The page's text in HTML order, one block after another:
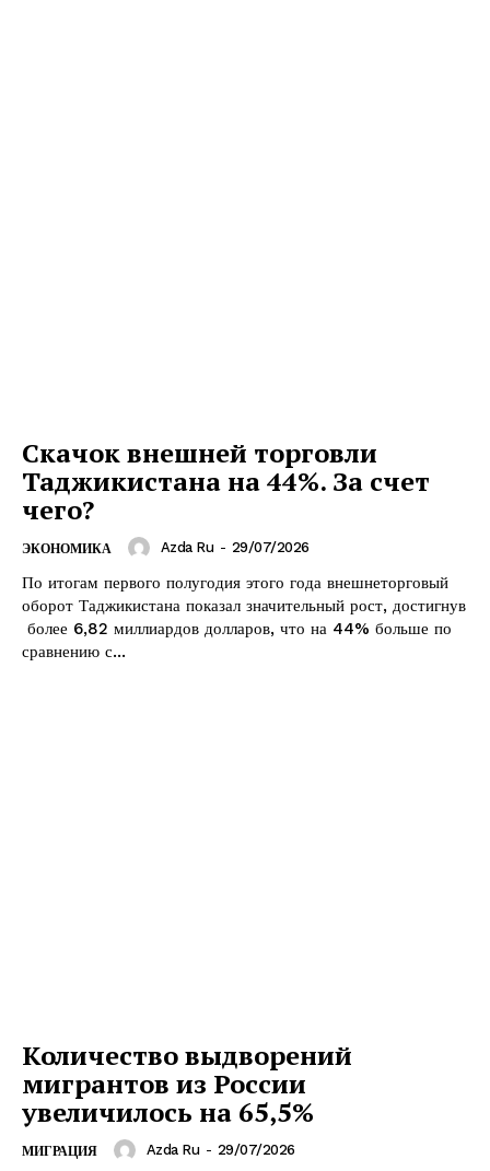
Скачок внешней торговли
Таджикистана на 44%. За счет
чего?
ЭКОНОМИКА Azda Ru - 29/07/2026
По итогам первого полугодия этого года внешнеторговый
оборот Таджикистана показал значительный рост, достигнув
более 6,82 миллиардов долларов, что на 44% больше по
сравнению с...
Количество выдворений
мигрантов из России
увеличилось на 65,5%
МИГРАЦИЯ Azda Ru - 29/07/2026